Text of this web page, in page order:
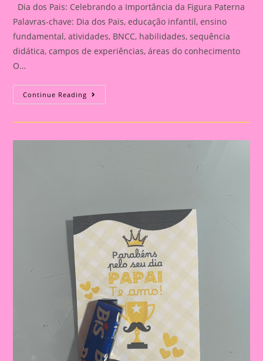
Dia dos Pais: Celebrando a Importância da Figura Paterna
Palavras-chave: Dia dos Pais, educação infantil, ensino
fundamental, atividades, BNCC, habilidades, sequência
didática, campos de experiências, áreas do conhecimento
O…
Continue Reading Cartão
Lembrança
O
Pais
Dos
Figura
Paterna